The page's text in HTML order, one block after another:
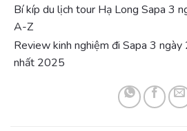
Bí kíp du lịch tour Hạ Long Sapa 3
A-Z
Review kinh nghiệm đi Sapa 3
nhất 2025